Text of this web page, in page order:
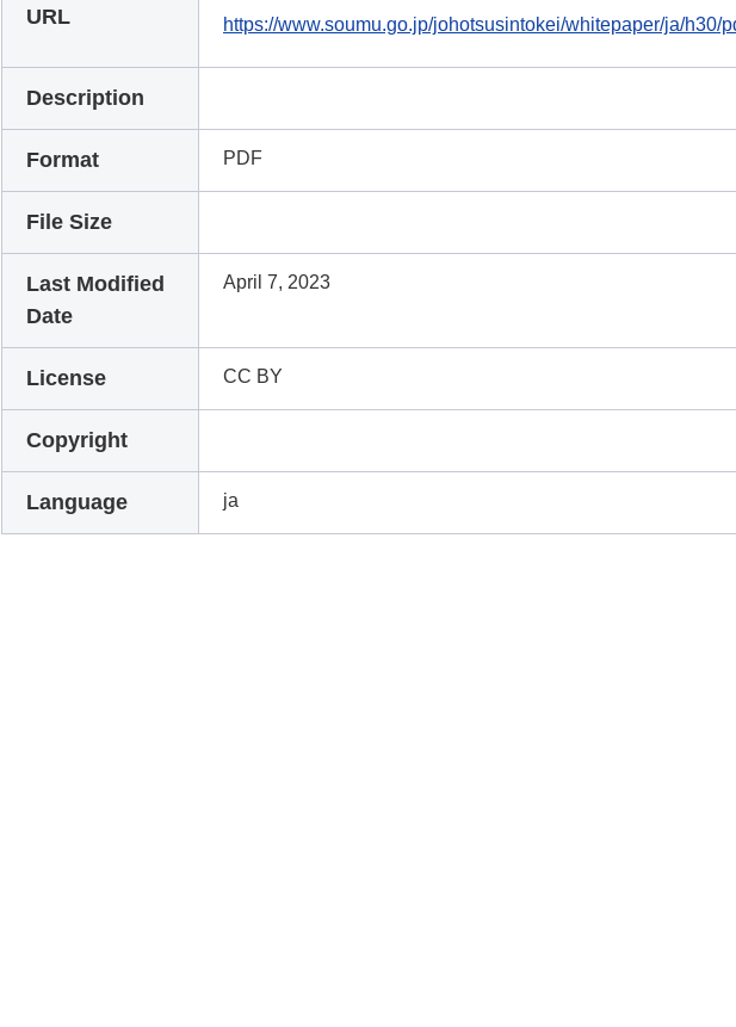
URL https://www.soumu.go.jp/johotsusintokei/whitepaper/ja/h30/
Description
Format PDF
File Size
Last Modified
Date
April 7, 2023
License CC BY
Copyright
Language ja